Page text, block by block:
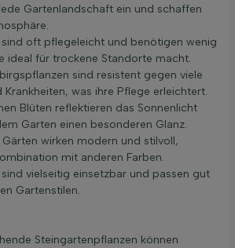
Gartenlandschaft ein und schaffen
sind oft pflegeleicht und benötigen wenig
ideal für trockene Standorte macht.
sind resistent gegen viele
Krankheiten, was ihre Pflege erleichtert.
Blüten reflektieren das Sonnenlicht
Garten einen besonderen Glanz.
wirken modern und stilvoll,
mit anderen Farben.
sind vielseitig einsetzbar und passen gut
Gartenstilen.
Steingartenpflanzen können